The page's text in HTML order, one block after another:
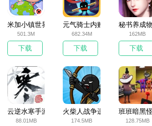
米加小镇世界2025官方版
501.3M
下载
元气骑士内购破解版
682.34M
下载
秘书养成物
162MB
下载
云逆水寒手游
88.01MB
火柴人战争遗产无敌版
174.5MB
班班暗黑
128.75MB